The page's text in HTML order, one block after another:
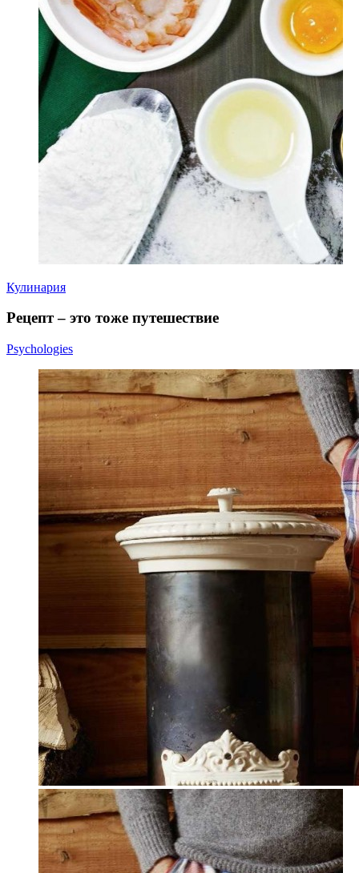
Кулинария
Рецепт – это тоже путешествие
Psychologies